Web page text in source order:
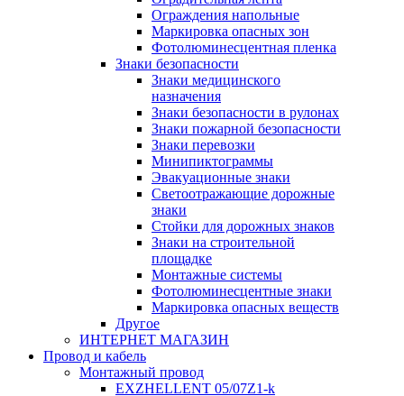
Ограждения напольные
Маркировка опасных зон
Фотолюминесцентная пленка
Знаки безопасности
Знаки медицинского
назначения
Знаки безопасности в рулонах
Знаки пожарной безопасности
Знаки перевозки
Минипиктограммы
Эвакуационные знаки
Светоотражающие дорожные
знаки
Стойки для дорожных знаков
Знаки на строительной
площадке
Монтажные системы
Фотолюминесцентные знаки
Маркировка опасных веществ
Другое
ИНТЕРНЕТ МАГАЗИН
Провод и кабель
Монтажный провод
EXZHELLENT 05/07Z1-k